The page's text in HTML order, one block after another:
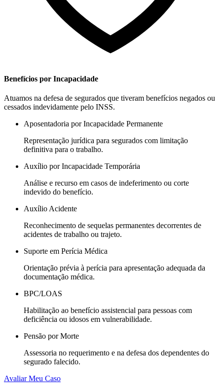
Benefícios por Incapacidade
Atuamos na defesa de segurados que tiveram benefícios negados ou
cessados indevidamente pelo INSS.
Aposentadoria por Incapacidade Permanente
Representação jurídica para segurados com limitação
definitiva para o trabalho.
Auxílio por Incapacidade Temporária
Análise e recurso em casos de indeferimento ou corte
indevido do benefício.
Auxílio Acidente
Reconhecimento de sequelas permanentes decorrentes de
acidentes de trabalho ou trajeto.
Suporte em Perícia Médica
Orientação prévia à perícia para apresentação adequada da
documentação médica.
BPC/LOAS
Habilitação ao benefício assistencial para pessoas com
deficiência ou idosos em vulnerabilidade.
Pensão por Morte
Assessoria no requerimento e na defesa dos dependentes do
segurado falecido.
Avaliar Meu Caso